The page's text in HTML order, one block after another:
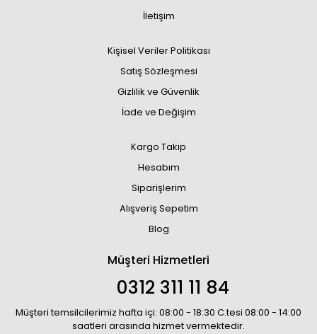
İletişim
Kişisel Veriler Politikası
Satış Sözleşmesi
Gizlilik ve Güvenlik
İade ve Değişim
Kargo Takip
Hesabım
Siparişlerim
Alışveriş Sepetim
Blog
Müşteri Hizmetleri
0312 311 11 84
Müşteri temsilcilerimiz hafta içi: 08:00 - 18:30 C.tesi 08:00 - 14:00
saatleri arasında hizmet vermektedir.